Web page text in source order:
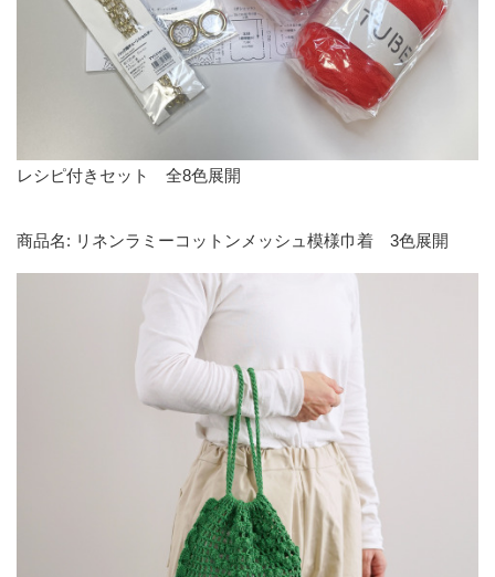
レシピ付きセット 全8色展開
商品名: リネンラミーコットンメッシュ模様巾着 3色展開